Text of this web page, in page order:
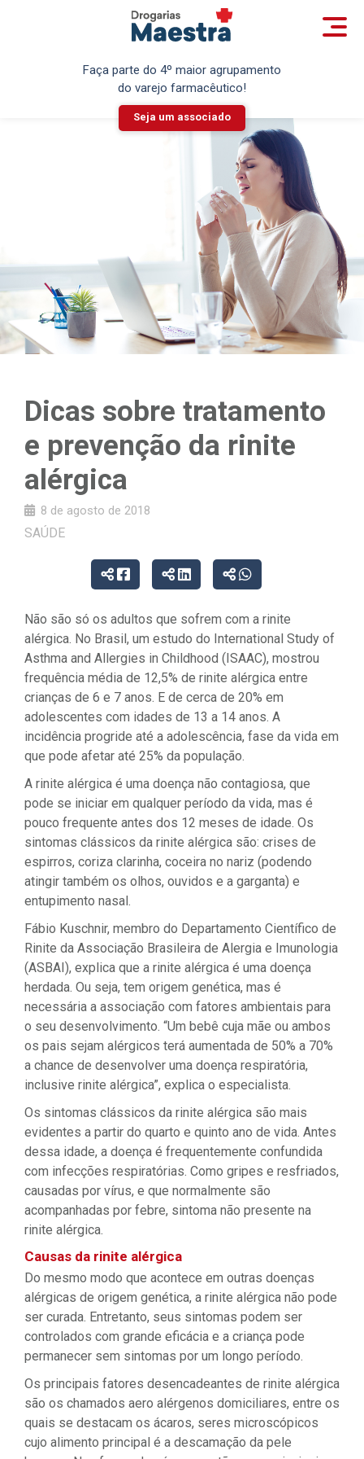
Faça parte do 4º maior agrupamento
do varejo farmacêutico!
Seja um associado
Dicas sobre tratamento
e prevenção da rinite
alérgica
8 de agosto de 2018
SAÚDE
Não são só os adultos que sofrem com a rinite
alérgica. No Brasil, um estudo do International Study of
Asthma and Allergies in Childhood (ISAAC), mostrou
frequência média de 12,5% de rinite alérgica entre
crianças de 6 e 7 anos. E de cerca de 20% em
adolescentes com idades de 13 a 14 anos. A
incidência progride até a adolescência, fase da vida em
que pode afetar até 25% da população.
A rinite alérgica é uma doença não contagiosa, que
pode se iniciar em qualquer período da vida, mas é
pouco frequente antes dos 12 meses de idade. Os
sintomas clássicos da rinite alérgica são: crises de
espirros, coriza clarinha, coceira no nariz (podendo
atingir também os olhos, ouvidos e a garganta) e
entupimento nasal.
Fábio Kuschnir, membro do Departamento Científico de
Rinite da Associação Brasileira de Alergia e Imunologia
(ASBAI), explica que a rinite alérgica é uma doença
herdada. Ou seja, tem origem genética, mas é
necessária a associação com fatores ambientais para
o seu desenvolvimento. “Um bebê cuja mãe ou ambos
os pais sejam alérgicos terá aumentada de 50% a 70%
a chance de desenvolver uma doença respiratória,
inclusive rinite alérgica”, explica o especialista.
Os sintomas clássicos da rinite alérgica são mais
evidentes a partir do quarto e quinto ano de vida. Antes
dessa idade, a doença é frequentemente confundida
com infecções respiratórias. Como gripes e resfriados,
causadas por vírus, e que normalmente são
acompanhadas por febre, sintoma não presente na
rinite alérgica.
Causas da rinite alérgica
Do mesmo modo que acontece em outras doenças
alérgicas de origem genética, a rinite alérgica não pode
ser curada. Entretanto, seus sintomas podem ser
controlados com grande eficácia e a criança pode
permanecer sem sintomas por um longo período.
Os principais fatores desencadeantes de rinite alérgica
são os chamados aero alérgenos domiciliares, entre os
quais se destacam os ácaros, seres microscópicos
cujo alimento principal é a descamação da pele